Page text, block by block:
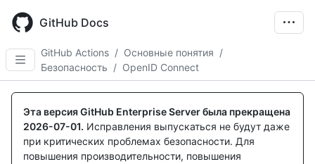
main
content
GitHub Docs
GitHub Actions / Основные понятия /
Безопасность / OpenID Connect
Эта версия GitHub Enterprise Server была прекращена
2026-07-01. Исправления выпускаться не будут даже
при критических проблемах безопасности. Для
повышения производительности, повышения